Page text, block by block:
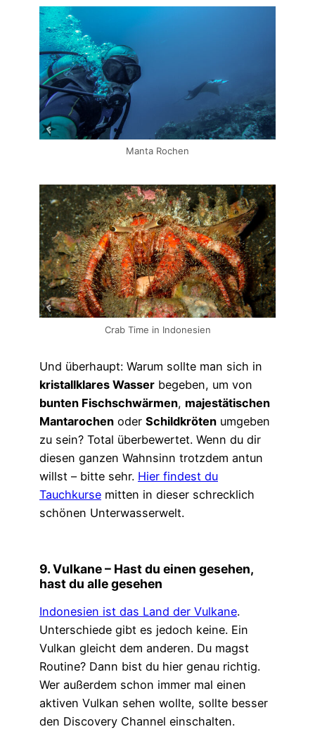
Manta Rochen
Crab Time in Indonesien
Und überhaupt: Warum sollte man sich in
kristallklares Wasser begeben, um von
bunten Fischschwärmen, majestätischen
Mantarochen oder Schildkröten umgeben
zu sein? Total überbewertet. Wenn du dir
diesen ganzen Wahnsinn trotzdem antun
willst – bitte sehr. Hier findest du
Tauchkurse mitten in dieser schrecklich
schönen Unterwasserwelt.
9. Vulkane – Hast du einen gesehen,
hast du alle gesehen
Indonesien ist das Land der Vulkane.
Unterschiede gibt es jedoch keine. Ein
Vulkan gleicht dem anderen. Du magst
Routine? Dann bist du hier genau richtig.
Wer außerdem schon immer mal einen
aktiven Vulkan sehen wollte, sollte besser
den Discovery Channel einschalten.